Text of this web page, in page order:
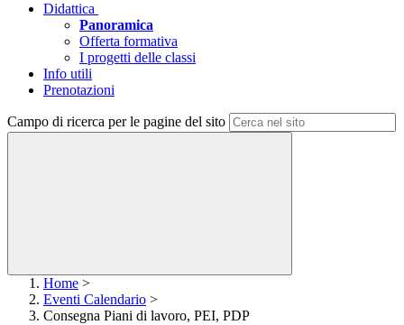
Didattica
Panoramica
Offerta formativa
I progetti delle classi
Info utili
Prenotazioni
Campo di ricerca per le pagine del sito
Home >
Eventi Calendario >
Consegna Piani di lavoro, PEI, PDP